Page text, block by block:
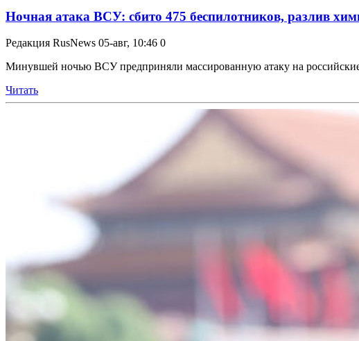
Ночная атака ВСУ: сбито 475 беспилотников, разлив
Редакция RusNews 05-авг, 10:46 0
Минувшей ночью ВСУ предприняли массированную атаку на
Читать